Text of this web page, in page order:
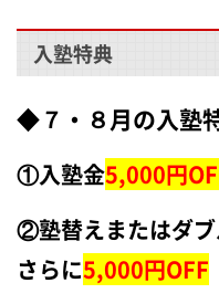
入塾特典
◆７・８月の入塾
①入塾金5,000円
②塾替えまたはダ
さらに5,000円OFF